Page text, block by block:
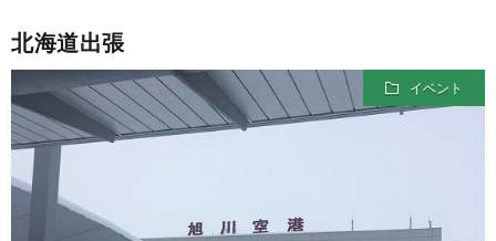
北海道出張
イベント